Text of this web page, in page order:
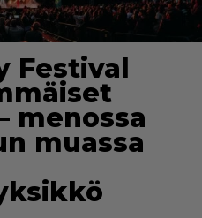
Festival
menossa
muassa